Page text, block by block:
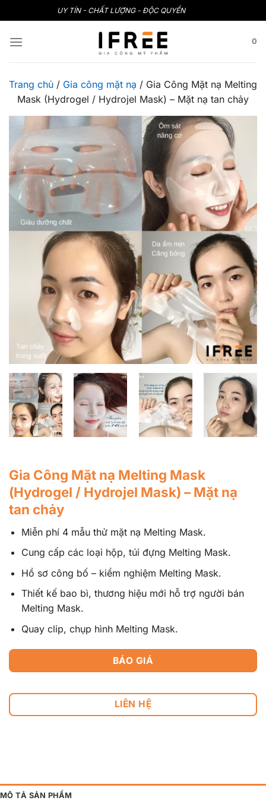
qua
nội
UY TÍN - CHẤT LƯỢNG - ĐỘC QUYỀN
0
Trang chủ / Gia công mặt nạ / Gia Công Mặt nạ Melting
Mask (Hydrogel / Hydrojel Mask) – Mặt nạ tan chảy
Gia Công Mặt nạ Melting Mask
(Hydrogel / Hydrojel Mask) – Mặt nạ
tan chảy
Miễn phí 4 mẫu thử mặt nạ Melting Mask.
Cung cấp các loại hộp, túi đựng Melting Mask.
Hồ sơ công bố – kiểm nghiệm Melting Mask.
Thiết kế bao bì, thương hiệu mới hỗ trợ người bán
Melting Mask.
Quay clip, chụp hình Melting Mask.
BÁO GIÁ
LIÊN HỆ
MÔ TẢ SẢN PHẨM